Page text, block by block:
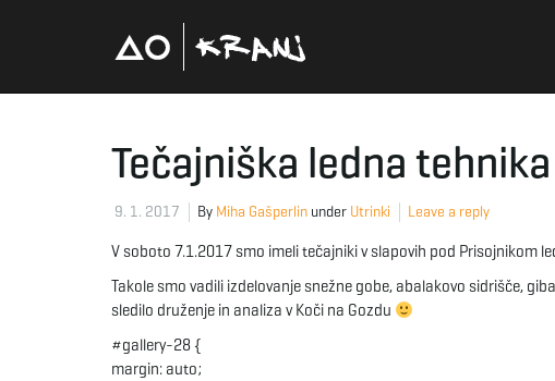
Tečajniška ledna
9. 1. 2017 By Miha Gašperlin under Utrinki Leave a reply
V soboto 7.1.2017 smo imeli tečajniki v slapovih pod Prisojnikom
Takole smo vadili izdelovanje snežne gobe, abalakovo sidrišče,
sledilo druženje in analiza v Koči na Gozdu
#gallery-28 {
margin: auto;